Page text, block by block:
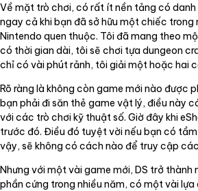
Về mặt trò chơi, có rất ít nền tảng có
ngay cả khi bạn đã sở hữu một chiếc
Nintendo quen thuộc. Tôi đã mang theo
có thời gian dài, tôi sẽ chơi tựa dungeon
chỉ có vài phút rảnh, tôi giải một hoặc hai
Rõ ràng là không còn game mới nào được
bạn phải đi săn thẻ game vật lý, điều này
với các trò chơi kỹ thuật số. Giờ đây khi
trước đó. Điều đó tuyệt vời nếu bạn có
vậy, sẽ không có cách nào để truy cập
Nhưng với một vài game mới, DS trở
phần cứng trong nhiều năm, có một vài